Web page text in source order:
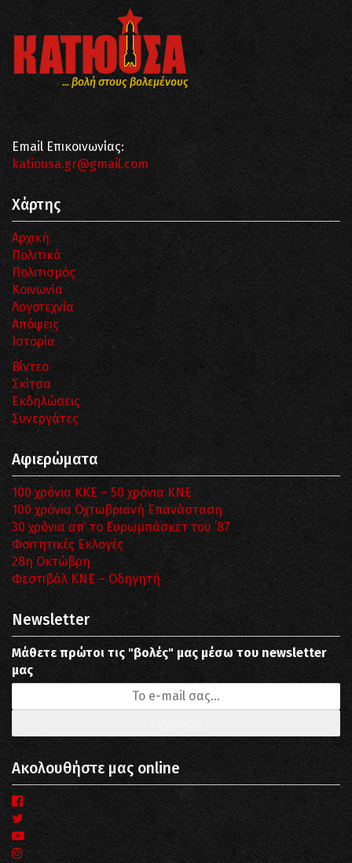
... βολή στους βολεμένους
Email Επικοινωνίας:
katiousa.gr@gmail.com
Χάρτης
Αρχική
Πολιτικά
Πολιτισμός
Κοινωνία
Λογοτεχνία
Απόψεις
Ιστορία
Βίντεο
Σκίτσα
Εκδηλώσεις
Συνεργάτες
Αφιερώματα
100 χρόνια ΚΚΕ – 50 χρόνια ΚΝΕ
100 χρόνια Οχτωβριανή Επανάσταση
30 χρόνια απ’ το Ευρωμπάσκετ του ΄87
Φοιτητικές Εκλογές
28η Οκτώβρη
Φεστιβάλ ΚΝΕ – Οδηγητή
Newsletter
Μάθετε πρώτοι τις "βολές" μας μέσω του newsletter
μας
Ακολουθήστε μας online